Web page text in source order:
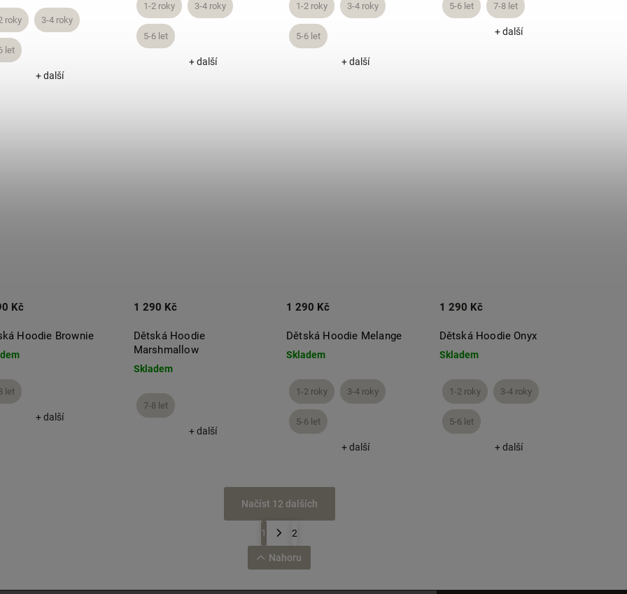
roky 3-4 roky
let
+ další
1-2 roky 3-4 roky
5-6 let
+ další
1-2 roky 3-4 roky
5-6 let
+ další
5-6 let 7-8 let
+ další
Hoodie Brownie
Kč
let
+ další
Dětská Hoodie
Marshmallow
Skladem
1 290 Kč
7-8 let
+ další
Dětská Hoodie Melange
Skladem
1 290 Kč
1-2 roky 3-4 roky
5-6 let
+ další
Dětská Hoodie Onyx
Skladem
1 290 Kč
1-2 roky 3-4 roky
5-6 let
+ další
Načíst 12 dalších
1 2
Nahoru